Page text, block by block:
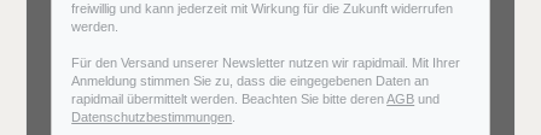
freiwillig und kann jederzeit mit Wirkung für die Zukunft widerrufen
werden.
Für den Versand unserer Newsletter nutzen wir rapidmail. Mit Ihrer
Anmeldung stimmen Sie zu, dass die eingegebenen Daten an
rapidmail übermittelt werden. Beachten Sie bitte derenAGB und
Datenschutzbestimmungen